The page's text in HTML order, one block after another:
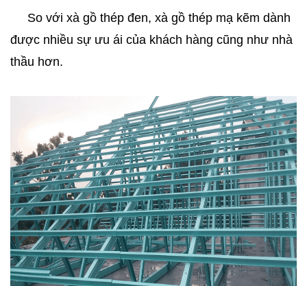
So với xà gồ thép đen, xà gồ thép mạ kẽm dành
được nhiều sự ưu ái của khách hàng cũng như nhà
thầu hơn.